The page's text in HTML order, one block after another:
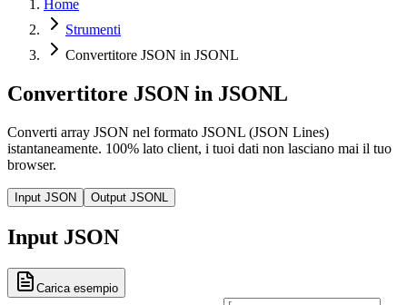
Home
Strumenti
Convertitore JSON in JSONL
Convertitore JSON in JSONL
Converti array JSON nel formato JSONL (JSON Lines)
istantaneamente. 100% lato client, i tuoi dati non lasciano mai il tuo
browser.
Input JSON Output JSONL
Input JSON
Carica esempio